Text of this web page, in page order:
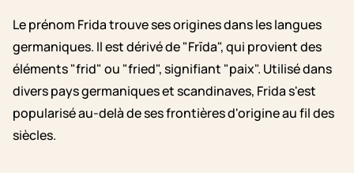
Le prénom Frida trouve ses origines dans les langues
germaniques. Il est dérivé de "Frīda", qui provient des
éléments "frid" ou "fried", signifiant "paix". Utilisé dans
divers pays germaniques et scandinaves, Frida s'est
popularisé au-delà de ses frontières d'origine au fil des
siècles.